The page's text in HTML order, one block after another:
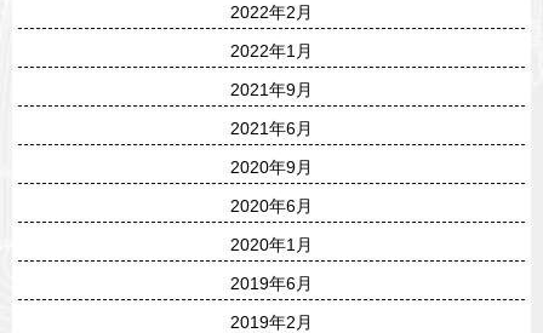
2022年2月
2022年1月
2021年9月
2021年6月
2020年9月
2020年6月
2020年1月
2019年6月
2019年2月